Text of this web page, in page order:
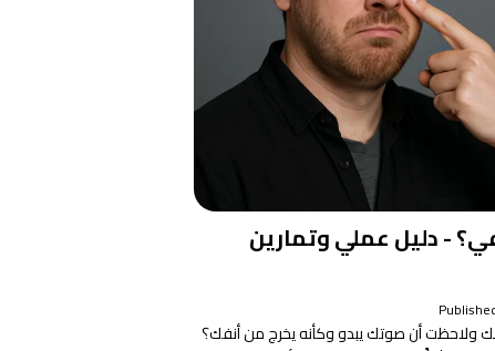
- دليل عملي وتمارين
أن صوتك يبدو وكأنه يخرج من أنفك؟